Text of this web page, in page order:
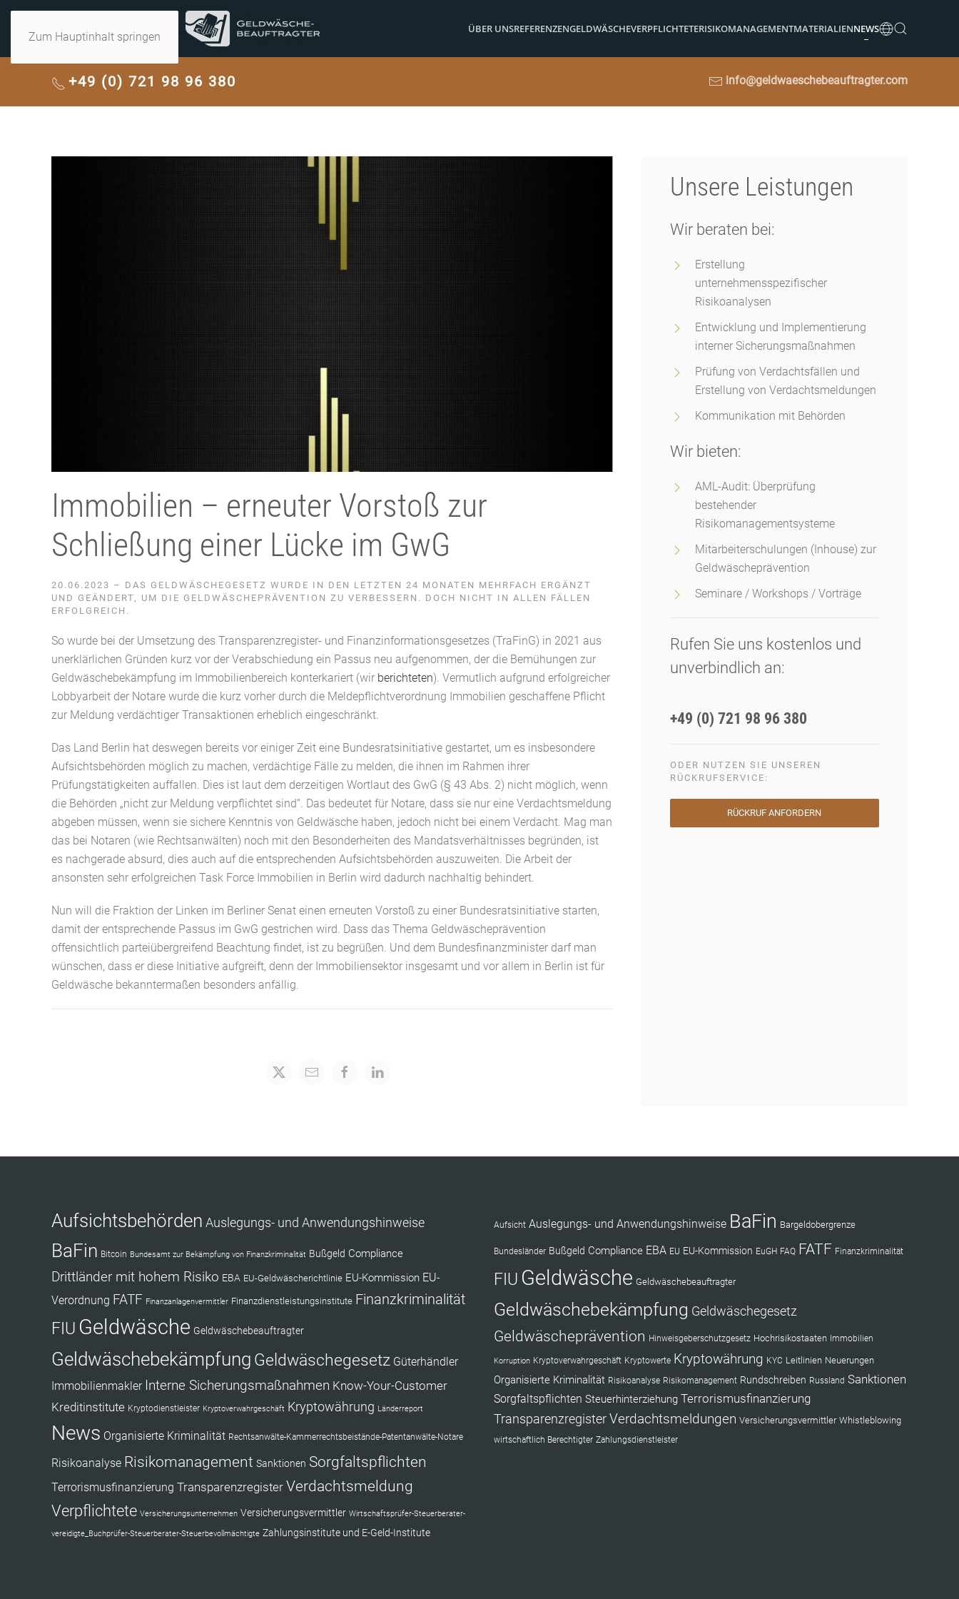
Zum Hauptinhalt springen
ÜBER UNSREFERENZENGELDWÄSCHEVERPFLICHTETERISIKOMANAGEMENTMATERIALIENNEWS
+49 (0) 721 98 96 380 info@geldwaeschebeauftragter.com
Immobilien – erneuter Vorstoß zur
Schließung einer Lücke im GwG
20.06.2023 – DAS GELDWÄSCHEGESETZ WURDE IN DEN LETZTEN 24 MONATEN MEHRFACH ERGÄNZT
UND GEÄNDERT, UM DIE GELDWÄSCHEPRÄVENTION ZU VERBESSERN. DOCH NICHT IN ALLEN FÄLLEN
ERFOLGREICH.
So wurde bei der Umsetzung des Transparenzregister- und Finanzinformationsgesetzes (TraFinG) in 2021 aus
unerklärlichen Gründen kurz vor der Verabschiedung ein Passus neu aufgenommen, der die Bemühungen zur
Geldwäschebekämpfung im Immobilienbereich konterkariert (wir berichteten). Vermutlich aufgrund erfolgreicher
Lobbyarbeit der Notare wurde die kurz vorher durch die Meldepflichtverordnung Immobilien geschaffene Pflicht
zur Meldung verdächtiger Transaktionen erheblich eingeschränkt.
Das Land Berlin hat deswegen bereits vor einiger Zeit eine Bundesratsinitiative gestartet, um es insbesondere
Aufsichtsbehörden möglich zu machen, verdächtige Fälle zu melden, die ihnen im Rahmen ihrer
Prüfungstätigkeiten auffallen. Dies ist laut dem derzeitigen Wortlaut des GwG (§ 43 Abs. 2) nicht möglich, wenn
die Behörden „nicht zur Meldung verpflichtet sind“. Das bedeutet für Notare, dass sie nur eine Verdachtsmeldung
abgeben müssen, wenn sie sichere Kenntnis von Geldwäsche haben, jedoch nicht bei einem Verdacht. Mag man
das bei Notaren (wie Rechtsanwälten) noch mit den Besonderheiten des Mandatsverhältnisses begründen, ist
es nachgerade absurd, dies auch auf die entsprechenden Aufsichtsbehörden auszuweiten. Die Arbeit der
ansonsten sehr erfolgreichen Task Force Immobilien in Berlin wird dadurch nachhaltig behindert.
Nun will die Fraktion der Linken im Berliner Senat einen erneuten Vorstoß zu einer Bundesratsinitiative starten,
damit der entsprechende Passus im GwG gestrichen wird. Dass das Thema Geldwäscheprävention
offensichtlich parteiübergreifend Beachtung findet, ist zu begrüßen. Und dem Bundesfinanzminister darf man
wünschen, dass er diese Initiative aufgreift, denn der Immobiliensektor insgesamt und vor allem in Berlin ist für
Geldwäsche bekanntermaßen besonders anfällig.
Unsere Leistungen
Wir beraten bei:
Erstellung
unternehmensspezifischer
Risikoanalysen
Entwicklung und Implementierung
interner Sicherungsmaßnahmen
Prüfung von Verdachtsfällen und
Erstellung von Verdachtsmeldungen
Kommunikation mit Behörden
Wir bieten:
AML-Audit: Überprüfung
bestehender
Risikomanagementsysteme
Mitarbeiterschulungen (Inhouse) zur
Geldwäscheprävention
Seminare / Workshops / Vorträge
Rufen Sie uns kostenlos und
unverbindlich an:
+49 (0) 721 98 96 380
ODER NUTZEN SIE UNSEREN
RÜCKRUFSERVICE:
RÜCKRUF ANFORDERN
Aufsichtsbehörden Auslegungs- und Anwendungshinweise
BaFin Bitcoin Bundesamt zur Bekämpfung von Finanzkriminalität Bußgeld Compliance
Drittländer mit hohem Risiko EBA EU-Geldwäscherichtlinie EU-Kommission EU-
Verordnung FATF Finanzanlagenvermittler Finanzdienstleistungsinstitute Finanzkriminalität
FIU Geldwäsche Geldwäschebeauftragter
Geldwäschebekämpfung Geldwäschegesetz Güterhändler
Immobilienmakler Interne Sicherungsmaßnahmen Know-Your-Customer
Kreditinstitute Kryptodienstleister Kryptoverwahrgeschäft Kryptowährung Länderreport
News Organisierte Kriminalität Rechtsanwälte-Kammerrechtsbeistände-Patentanwälte-Notare
Risikoanalyse Risikomanagement Sanktionen Sorgfaltspflichten
Terrorismusfinanzierung Transparenzregister Verdachtsmeldung
Verpflichtete Versicherungsunternehmen Versicherungsvermittler Wirtschaftsprüfer-Steuerberater-
vereidigte_Buchprüfer-Steuerberater-Steuerbevollmächtigte Zahlungsinstitute und E-Geld-Institute
Aufsicht Auslegungs- und Anwendungshinweise BaFin Bargeldobergrenze
Bundesländer Bußgeld Compliance EBA EU EU-Kommission EuGH FAQ FATF Finanzkriminalität
FIU Geldwäsche Geldwäschebeauftragter
Geldwäschebekämpfung Geldwäschegesetz
Geldwäscheprävention Hinweisgeberschutzgesetz Hochrisikostaaten Immobilien
Korruption Kryptoverwahrgeschäft Kryptowerte Kryptowährung KYC Leitlinien Neuerungen
Organisierte Kriminalität Risikoanalyse Risikomanagement Rundschreiben Russland Sanktionen
Sorgfaltspflichten Steuerhinterziehung Terrorismusfinanzierung
TransparenzregisterVerdachtsmeldungen Versicherungsvermittler Whistleblowing
wirtschaftlich Berechtigter Zahlungsdienstleister